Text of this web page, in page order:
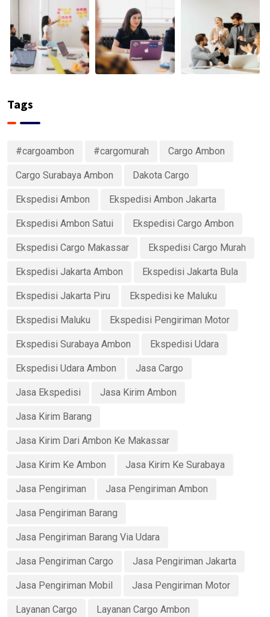
Tags
#cargoambon #cargomurah Cargo Ambon
Cargo Surabaya Ambon Dakota Cargo
Ekspedisi Ambon Ekspedisi Ambon Jakarta
Ekspedisi Ambon Satui Ekspedisi Cargo Ambon
Ekspedisi Cargo Makassar Ekspedisi Cargo Murah
Ekspedisi Jakarta Ambon Ekspedisi Jakarta Bula
Ekspedisi Jakarta Piru Ekspedisi ke Maluku
Ekspedisi Maluku Ekspedisi Pengiriman Motor
Ekspedisi Surabaya Ambon Ekspedisi Udara
Ekspedisi Udara Ambon Jasa Cargo
Jasa Ekspedisi Jasa Kirim Ambon
Jasa Kirim Barang
Jasa Kirim Dari Ambon Ke Makassar
Jasa Kirim Ke Ambon Jasa Kirim Ke Surabaya
Jasa Pengiriman Jasa Pengiriman Ambon
Jasa Pengiriman Barang
Jasa Pengiriman Barang Via Udara
Jasa Pengiriman Cargo Jasa Pengiriman Jakarta
Jasa Pengiriman Mobil Jasa Pengiriman Motor
Layanan Cargo Layanan Cargo Ambon